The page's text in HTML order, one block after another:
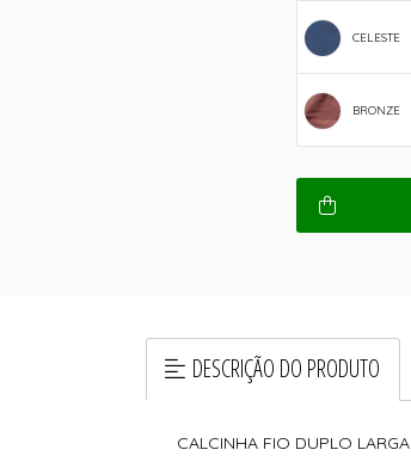
CELESTE
BRONZE
DESCRIÇÃO DO PRODUTO
CALCINHA FIO DUPLO LARGA